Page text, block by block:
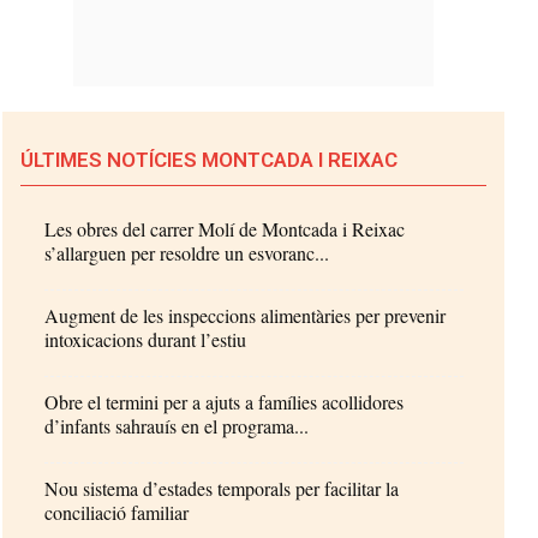
ÚLTIMES NOTÍCIES MONTCADA I REIXAC
Les obres del carrer Molí de Montcada i Reixac
s’allarguen per resoldre un esvoranc...
Augment de les inspeccions alimentàries per prevenir
intoxicacions durant l’estiu
Obre el termini per a ajuts a famílies acollidores
d’infants sahrauís en el programa...
Nou sistema d’estades temporals per facilitar la
conciliació familiar